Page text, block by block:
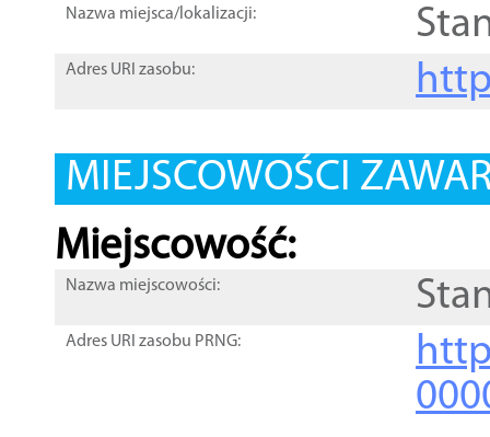
Nazwa miejsca/lokalizacji:
Adres URI zasobu:
MIEJSCOWOŚCI
Miejscowość:
Nazwa miejscowości:
Adres URI zasobu PRNG: